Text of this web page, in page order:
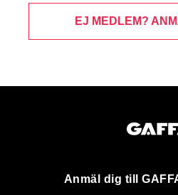
EJ MEDLEM?
Anmäl dig till